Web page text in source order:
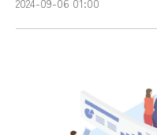
2024-09-06 01:00